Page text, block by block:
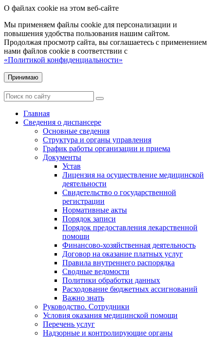
О файлах cookie на этом веб-сайте
Мы применяем файлы cookie для персонализации и
повышения удобства пользования нашим сайтом.
Продолжая просмотр сайта, вы соглашаетесь с применением
нами файлов cookie в соответствии с
«Политикой конфиденциальности»
Принимаю
Главная
Сведения о диспансере
Основные сведения
Структура и органы управления
График работы организации и приема
Документы
Устав
Лицензия на осуществление медицинской
деятельности
Свидетельство о государственной
регистрации
Нормативные акты
Порядок записи
Порядок предоставления лекарственной
помощи
Финансово-хозяйственная деятельность
Договор на оказание платных услуг
Правила внутреннего распорядка
Сводные ведомости
Политики обработки данных
Расходование бюджетных ассигнований
Важно знать
Руководство. Сотрудники
Условия оказания медицинской помощи
Перечень услуг
Надзорные и контролирующие органы